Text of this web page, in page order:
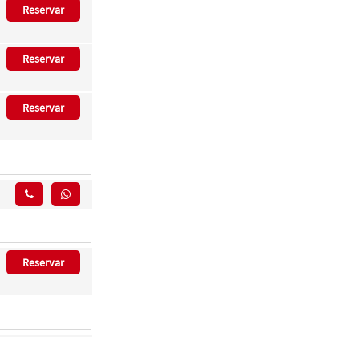
Reservar
Reservar
Reservar
Reservar